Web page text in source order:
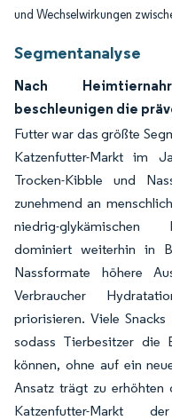
und Wechselwirkungen
Segmentanalyse
Nach
beschleunigen die
Futter war das größte
Katzenfutter-Markt im
Trocken-Kibble und
zunehmend an
niedrig-glykämischen
dominiert weiterhin in
Nassformate höhere
Verbraucher
priorisieren. Viele
sodass Tierbesitzer die
können, ohne auf ein
Ansatz trägt zu erhöhten
Katzenfutter-Markt